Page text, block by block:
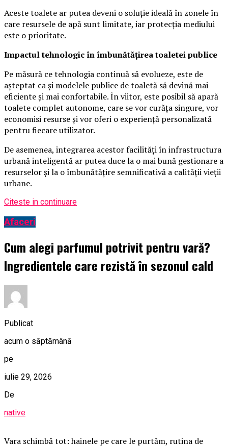
Aceste toalete ar putea deveni o soluție ideală în zonele în
care resursele de apă sunt limitate, iar protecția mediului
este o prioritate.
Impactul tehnologic în îmbunătățirea toaletei publice
Pe măsură ce tehnologia continuă să evolueze, este de
așteptat ca și modelele publice de toaletă să devină mai
eficiente și mai confortabile. În viitor, este posibil să apară
toalete complet autonome, care se vor curăța singure, vor
economisi resurse și vor oferi o experiență personalizată
pentru fiecare utilizator.
De asemenea, integrarea acestor facilități în infrastructura
urbană inteligentă ar putea duce la o mai bună gestionare a
resurselor și la o îmbunătățire semnificativă a calității vieții
urbane.
Citeste in continuare
Afaceri
Cum alegi parfumul potrivit pentru vară?
Ingredientele care rezistă în sezonul cald
Publicat
acum o săptămână
pe
iulie 29, 2026
De
native
Vara schimbă tot: hainele pe care le purtăm, rutina de